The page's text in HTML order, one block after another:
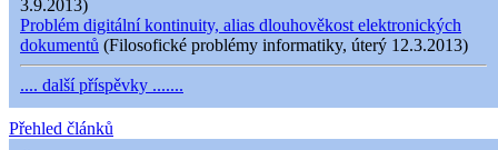
3.9.2013)
Problém digitální kontinuity, alias dlouhověkost elektronických
dokumentů (Filosofické problémy informatiky, úterý 12.3.2013)
.... další příspěvky .......
Přehled článků